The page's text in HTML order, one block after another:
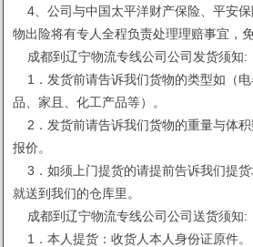
4、公司与中国太平洋财产保险、平安
物出险将有专人全程负责处理理赔事宜，
成都到辽宁物流专线公司公司发货须知:
1．发货前请告诉我们货物的类型如（
品、家且、化工产品等）。
2．发货前请告诉我们货物的重量与体
报价。
3．如须上门提货的请提前告诉我们提
就送到我们的仓库里。
成都到辽宁物流专线公司公司送货须知:
1．本人提货：收货人本人身份证原件。